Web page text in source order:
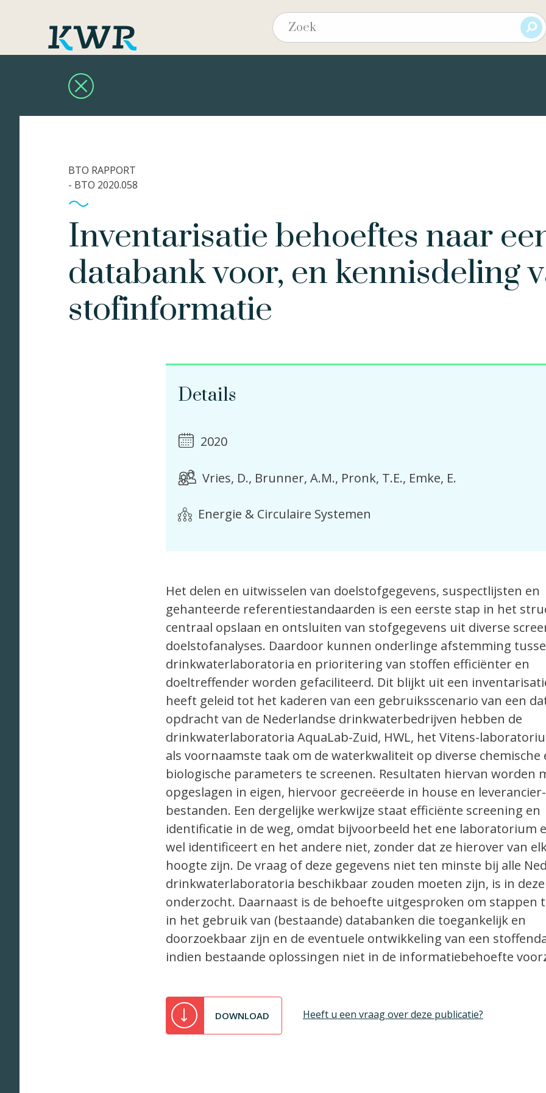
BTO RAPPORT
- BTO 2020.058
Inventarisatie behoeftes naar
databank voor, en kennisdeling
stofinformatie
Details
2020
Vries, D. Brunner, A.M. Pronk, T.E. Emke, E.
Energie & Circulaire Systemen
Het delen en uitwisselen van doelstofgegevens, suspectlijsten en
gehanteerde referentiestandaarden is een eerste stap in het
centraal opslaan en ontsluiten van stofgegevens uit diverse
doelstofanalyses. Daardoor kunnen onderlinge afstemming
drinkwaterlaboratoria en prioritering van stoffen efficiënter en
doeltreffender worden gefaciliteerd. Dit blijkt uit een
heeft geleid tot het kaderen van een gebruiksscenario van een
opdracht van de Nederlandse drinkwaterbedrijven hebben de
drinkwaterlaboratoria AquaLab-Zuid, HWL, het Vitens-
als voornaamste taak om de waterkwaliteit op diverse chemische
biologische parameters te screenen. Resultaten hiervan worden
opgeslagen in eigen, hiervoor gecreëerde in house en
bestanden. Een dergelijke werkwijze staat efficiënte screening en
identificatie in de weg, omdat bijvoorbeeld het ene laboratorium
wel identificeert en het andere niet, zonder dat ze hierover van
hoogte zijn. De vraag of deze gegevens niet ten minste bij alle
drinkwaterlaboratoria beschikbaar zouden moeten zijn, is in
onderzocht. Daarnaast is de behoefte uitgesproken om stappen
in het gebruik van (bestaande) databanken die toegankelijk en
doorzoekbaar zijn en de eventuele ontwikkeling van een
indien bestaande oplossingen niet in de informatiebehoefte
DOWNLOAD Heeft u een vraag over deze publicatie?